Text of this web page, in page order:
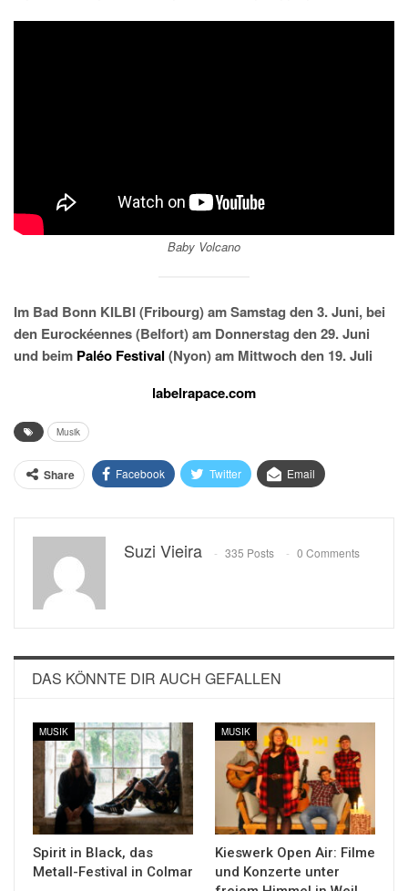
Baby Volcano
Im Bad Bonn KILBI (Fribourg) am Samstag den 3. Juni, bei
den Eurockéennes (Belfort) am Donnerstag den 29. Juni
und beim Paléo Festival (Nyon) am Mittwoch den 19. Juli
labelrapace.com
Musik
Share Facebook Twitter Email
Suzi Vieira 335 Posts 0 Comments
DAS KÖNNTE DIR AUCH GEFALLEN
MUSIK
Spirit in Black, das
Metall-Festival in Colmar
MUSIK
Kieswerk Open Air: Filme
und Konzerte unter